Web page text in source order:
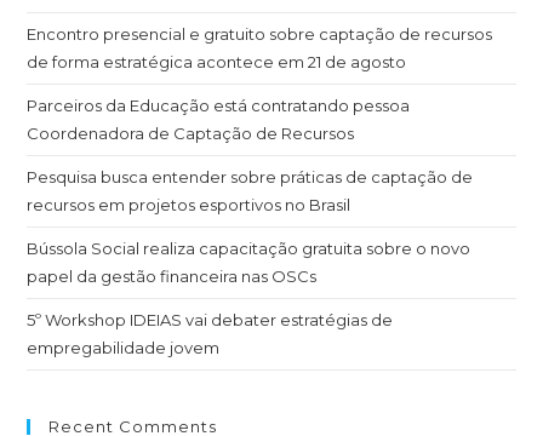
Encontro presencial e gratuito sobre captação de recursos
de forma estratégica acontece em 21 de agosto
Parceiros da Educação está contratando pessoa
Coordenadora de Captação de Recursos
Pesquisa busca entender sobre práticas de captação de
recursos em projetos esportivos no Brasil
Bússola Social realiza capacitação gratuita sobre o novo
papel da gestão financeira nas OSCs
5º Workshop IDEIAS vai debater estratégias de
empregabilidade jovem
Recent Comments